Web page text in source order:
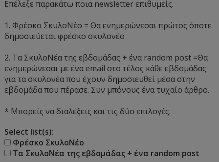
Επέλεξε παρακάτω ποια newsletter επιθυμείς.
1. Φρέσκο ΣκυλοΝέο = Θα ενημερώνεσαι πρώτος όποτε
δημοσιεύεται φρέσκο σκυλονέο
2. Τα ΣκυλοΝέα της εβδομάδας + ένα random post =Θα
ενημερώνεσαι με ένα email στο τέλος κάθε εβδομάδας
για τα σκυλονέα που έχουν δημοσιευθεί μέσα στην
εβδομάδα που πέρασε. Συν μπόνους ένα τυχαίο άρθρο.
* Μπορείς να διαλέξεις και τις δύο επιλογές.
Select list(s):
Φρέσκο ΣκυλοΝέο
Τα ΣκυλοΝέα της εβδομάδας + ένα random post